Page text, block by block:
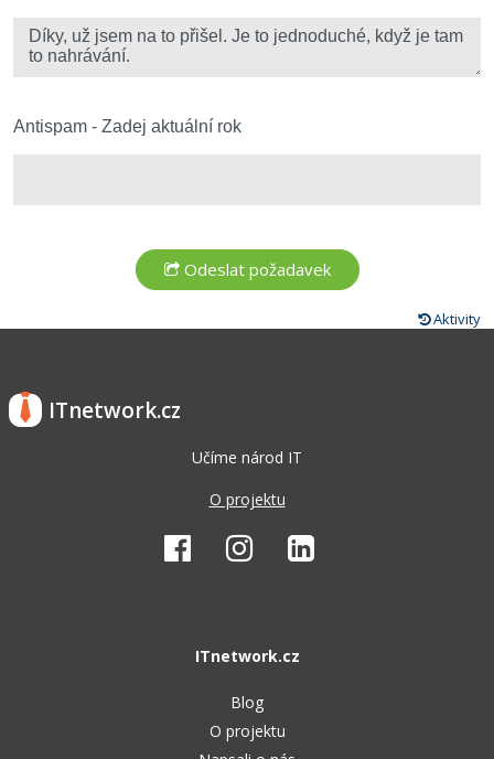
Fórum
Kybernetická bezpečnost
Antispam - Zadej aktuální rok
Aktivity
ITnetwork.cz
Učíme národ IT
O projektu
ITnetwork.cz
Blog
O projektu